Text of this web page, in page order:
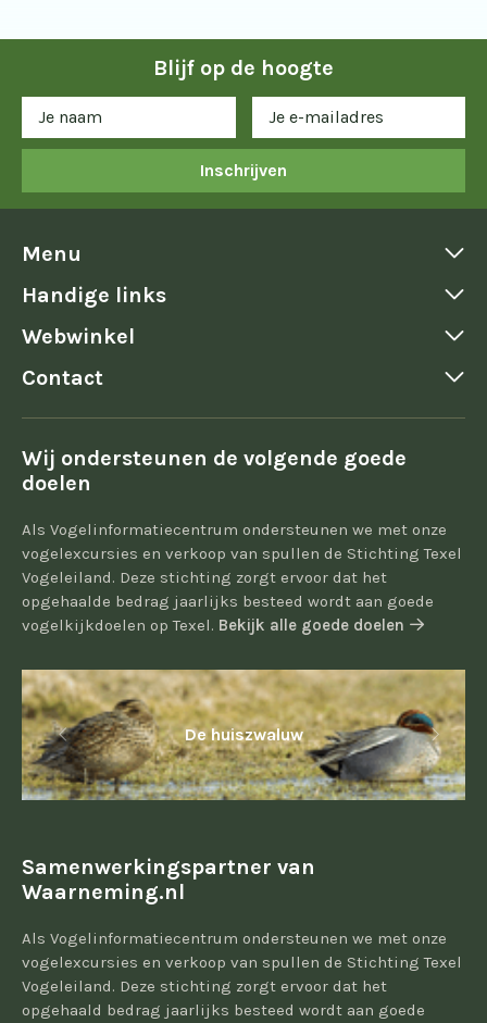
Blijf op de hoogte
Inschrijven
Menu
Handige links
Webwinkel
Contact
Wij ondersteunen de volgende goede
doelen
Als Vogelinformatiecentrum ondersteunen we met onze
vogelexcursies en verkoop van spullen de Stichting Texel
Vogeleiland. Deze stichting zorgt ervoor dat het
opgehaalde bedrag jaarlijks besteed wordt aan goede
vogelkijkdoelen op Texel. Bekijk alle goede doelen
De huiszwaluw
Samenwerkingspartner van
Waarneming.nl
Als Vogelinformatiecentrum ondersteunen we met onze
vogelexcursies en verkoop van spullen de Stichting Texel
Vogeleiland. Deze stichting zorgt ervoor dat het
opgehaald bedrag jaarlijks besteed wordt aan goede